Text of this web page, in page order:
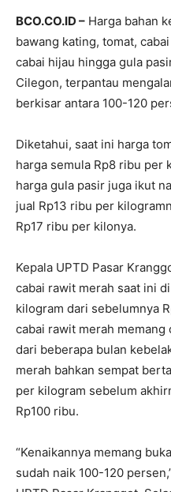
BCO.CO.ID – Harga bahan
bawang kating, tomat,
cabai hijau hingga gula
Cilegon, terpantau
berkisar antara 100-120
Diketahui, saat ini harga
harga semula Rp8 ribu per
harga gula pasir juga ikut
jual Rp13 ribu per
Rp17 ribu per kilonya.
Kepala UPTD Pasar
cabai rawit merah saat ini
kilogram dari sebelumnya
cabai rawit merah
dari beberapa bulan
merah bahkan sempat
per kilogram sebelum
Rp100 ribu.
“Kenaikannya memang
sudah naik 100-120